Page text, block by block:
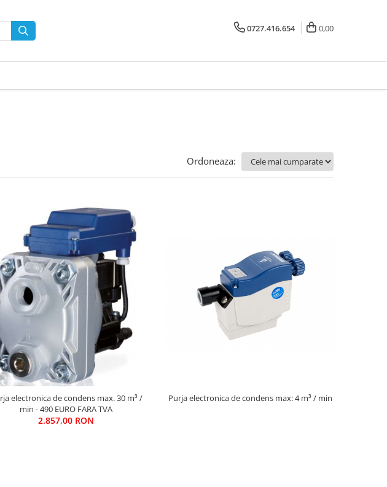
0727.416.654 0,00
Ordoneaza:
electronica de condens max. 30 m³ /
min - 490 EURO FARA TVA
2.857,00 RON
Purja electronica de condens max: 4 m³ / min